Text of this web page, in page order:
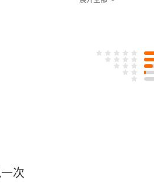
帕尔坦扎
次